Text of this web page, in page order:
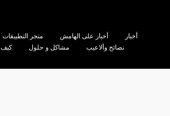
أخبار أخبار على الهامش متجر التطبيقات
نصائح وألاعيب
مشاكل و حلول كيف